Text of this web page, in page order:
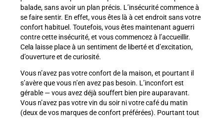
balade, sans avoir un plan précis. L’insécurité commence à
se faire sentir. En effet, vous êtes là à cet endroit sans votre
confort habituel. Toutefois, vous êtes maintenant aguerri
contre cette insécurité, et vous commencez à l’accueillir.
Cela laisse place à un sentiment de liberté et d’excitation,
d’ouverture et de curiosité.
Vous n’avez pas votre confort de la maison, et pourtant il
s’avère que vous n’en avez pas besoin. L’inconfort est
gérable — vous avez déjà souffert bien pire auparavant.
Vous n’avez pas votre vin du soir ni votre café du matin
(deux de vos marques de confort préférées). Pourtant tout